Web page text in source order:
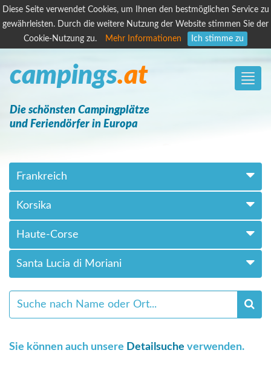
Diese Seite verwendet Cookies, um Ihnen den bestmöglichen Service zu
gewährleisten. Durch die weitere Nutzung der Website stimmen Sie der
Cookie-Nutzung zu.
Mehr Informationen Ich stimme zu
Toggle
campings.at
Die schönsten Campingplätze
und Feriendörfer in Europa
Frankreich
Korsika
Haute-Corse
Santa Lucia di Moriani
Sie können auch unsere Detailsuche verwenden.